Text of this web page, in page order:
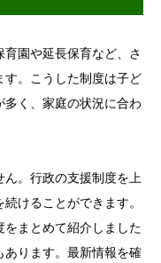
園や延長保育など、さ
す。こうした制度は子ど
多く、家庭の状況に合わ
ん。行政の支援制度を上
けることができます。
まとめて紹介しました
あります。最新情報を確